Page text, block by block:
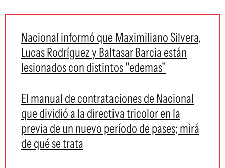
Nacional informó que Maximiliano Silvera,
Lucas Rodríguez y Baltasar Barcia están
lesionados con distintos "edemas"
El manual de contrataciones de Nacional
que dividió a la directiva tricolor en la
previa de un nuevo período de pases; mirá
de qué se trata